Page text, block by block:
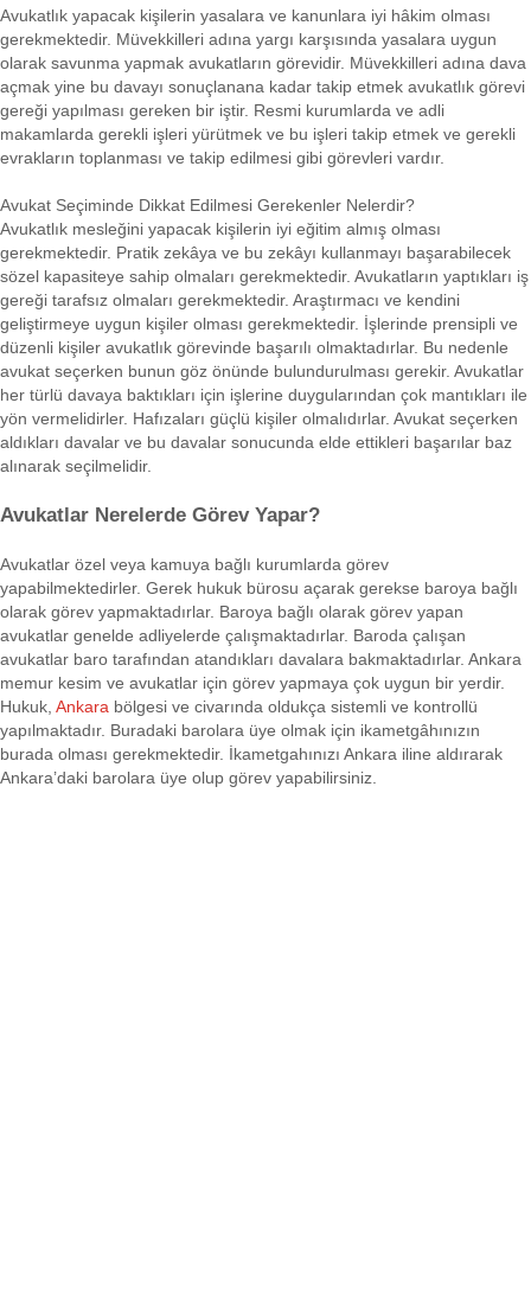
Avukatlık yapacak kişilerin yasalara ve kanunlara iyi hâkim olması
gerekmektedir. Müvekkilleri adına yargı karşısında yasalara uygun
olarak savunma yapmak avukatların görevidir. Müvekkilleri adına dava
açmak yine bu davayı sonuçlanana kadar takip etmek avukatlık görevi
gereği yapılması gereken bir iştir. Resmi kurumlarda ve adli
makamlarda gerekli işleri yürütmek ve bu işleri takip etmek ve gerekli
evrakların toplanması ve takip edilmesi gibi görevleri vardır.
Avukat Seçiminde Dikkat Edilmesi Gerekenler Nelerdir?
Avukatlık mesleğini yapacak kişilerin iyi eğitim almış olması
gerekmektedir. Pratik zekâya ve bu zekâyı kullanmayı başarabilecek
sözel kapasiteye sahip olmaları gerekmektedir. Avukatların yaptıkları iş
gereği tarafsız olmaları gerekmektedir. Araştırmacı ve kendini
geliştirmeye uygun kişiler olması gerekmektedir. İşlerinde prensipli ve
düzenli kişiler avukatlık görevinde başarılı olmaktadırlar. Bu nedenle
avukat seçerken bunun göz önünde bulundurulması gerekir. Avukatlar
her türlü davaya baktıkları için işlerine duygularından çok mantıkları ile
yön vermelidirler. Hafızaları güçlü kişiler olmalıdırlar. Avukat seçerken
aldıkları davalar ve bu davalar sonucunda elde ettikleri başarılar baz
alınarak seçilmelidir.
Avukatlar Nerelerde Görev Yapar?
Avukatlar özel veya kamuya bağlı kurumlarda görev
yapabilmektedirler. Gerek hukuk bürosu açarak gerekse baroya bağlı
olarak görev yapmaktadırlar. Baroya bağlı olarak görev yapan
avukatlar genelde adliyelerde çalışmaktadırlar. Baroda çalışan
avukatlar baro tarafından atandıkları davalara bakmaktadırlar. Ankara
memur kesim ve avukatlar için görev yapmaya çok uygun bir yerdir.
Hukuk, Ankara bölgesi ve civarında oldukça sistemli ve kontrollü
yapılmaktadır. Buradaki barolara üye olmak için ikametgâhınızın
burada olması gerekmektedir. İkametgahınızı Ankara iline aldırarak
Ankara’daki barolara üye olup görev yapabilirsiniz.